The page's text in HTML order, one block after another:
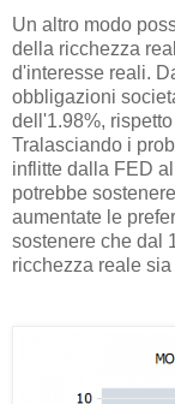
Un altro modo
della ricchezza
d'interesse reali.
obbligazioni
dell'1.98%,
Tralasciando i
inflitte dalla FED
potrebbe
aumentate le
sostenere che dal
ricchezza reale